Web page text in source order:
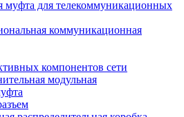
муфта для телекоммуникационных
коммуникационная
компонентов сети
модульная